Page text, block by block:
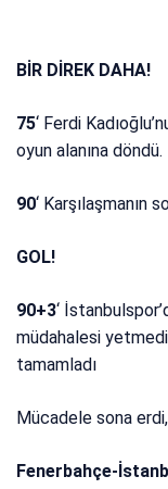
BİR DİREK DAHA!
75‘ Ferdi
oyun alanına döndü.
90‘ Karşılaşmanın
GOL!
90+3‘
müdahalesi
tamamladı
Mücadele sona
Fenerbahçe-